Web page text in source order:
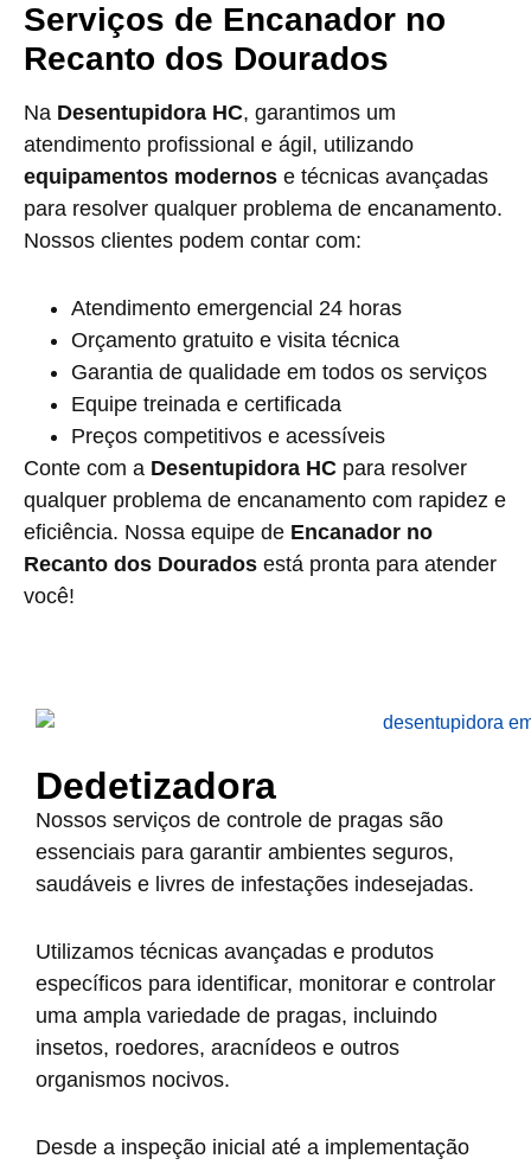
Serviços de Encanador no
Recanto dos Dourados
Na Desentupidora HC, garantimos um
atendimento profissional e ágil, utilizando
equipamentos modernos e técnicas avançadas
para resolver qualquer problema de encanamento.
Nossos clientes podem contar com:
Atendimento emergencial 24 horas
Orçamento gratuito e visita técnica
Garantia de qualidade em todos os serviços
Equipe treinada e certificada
Preços competitivos e acessíveis
Conte com a Desentupidora HC para resolver
qualquer problema de encanamento com rapidez e
eficiência. Nossa equipe de Encanador no
Recanto dos Dourados está pronta para atender
você!
Dedetizadora
Nossos serviços de controle de pragas são
essenciais para garantir ambientes seguros,
saudáveis e livres de infestações indesejadas.
Utilizamos técnicas avançadas e produtos
específicos para identificar, monitorar e controlar
uma ampla variedade de pragas, incluindo
insetos, roedores, aracnídeos e outros
organismos nocivos.
Desde a inspeção inicial até a implementação